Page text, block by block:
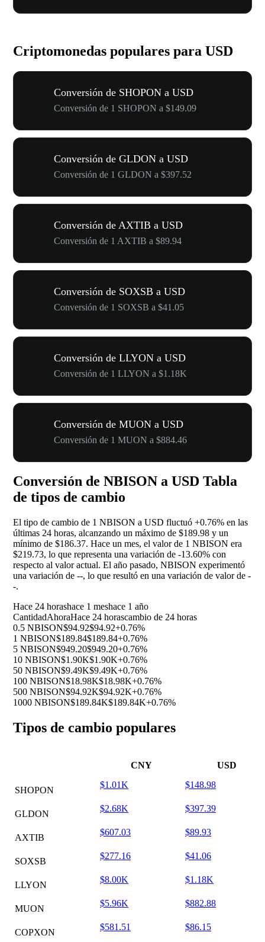
Criptomonedas populares para USD
Conversión de SHOPON a USD
Conversión de 1 SHOPON a $149.09
Conversión de GLDON a USD
Conversión de 1 GLDON a $397.52
Conversión de AXTIB a USD
Conversión de 1 AXTIB a $89.94
Conversión de SOXSB a USD
Conversión de 1 SOXSB a $41.05
Conversión de LLYON a USD
Conversión de 1 LLYON a $1.18K
Conversión de MUON a USD
Conversión de 1 MUON a $884.46
Conversión de NBISON a USD Tabla
de tipos de cambio
El tipo de cambio de 1 NBISON a USD fluctuó +0.76% en las
últimas 24 horas, alcanzando un máximo de $189.98 y un
mínimo de $186.37. Hace un mes, el valor de 1 NBISON era
$219.73, lo que representa una variación de -13.60% con
respecto al valor actual. El año pasado, NBISON experimentó
una variación de --, lo que resultó en una variación de valor de -
-.
Hace 24 horashace 1 meshace 1 año
CantidadAhoraHace 24 horascambio de 24 horas
0.5 NBISON$94.92$94.92+0.76%
1 NBISON$189.84$189.84+0.76%
5 NBISON$949.20$949.20+0.76%
10 NBISON$1.90K$1.90K+0.76%
50 NBISON$9.49K$9.49K+0.76%
100 NBISON$18.98K$18.98K+0.76%
500 NBISON$94.92K$94.92K+0.76%
1000 NBISON$189.84K$189.84K+0.76%
Tipos de cambio populares
CNY USD
SHOPON
$1.01K $148.98
GLDON
$2.68K $397.39
AXTIB
$607.03 $89.93
SOXSB
$277.16 $41.06
LLYON
$8.00K $1.18K
MUON
$5.96K $882.88
COPXON
$581.51 $86.15